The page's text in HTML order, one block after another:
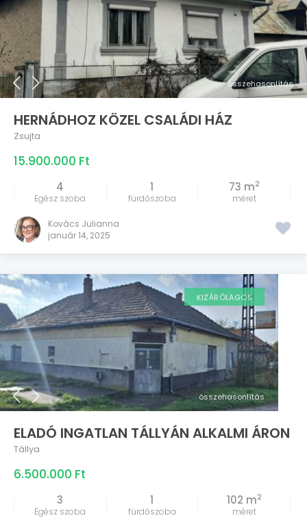
összehasonlítás
HERNÁDHOZ KÖZEL CSALÁDI HÁZ
Zsujta
15.900.000 Ft
4
Egész szoba
1
fürdőszoba
73 m2
méret
Kovács Julianna
január 14, 2025
összehasonlítás
KIZÁRÓLAGOS
ELADÓ INGATLAN TÁLLYÁN ALKALMI ÁRON
Tállya
6.500.000 Ft
3
Egész szoba
1
fürdőszoba
102 m2
méret